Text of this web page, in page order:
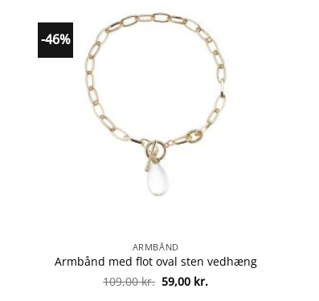
-46%
ARMBÅND
Armbånd med flot oval sten vedhæng
109,00kr. Den
oprindelige
59,00 kr.